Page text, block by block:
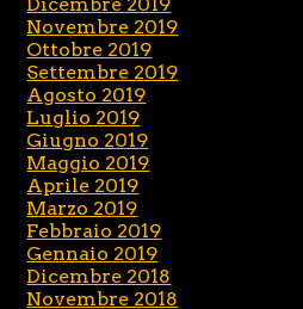
Novembre 2019
Ottobre 2019
Settembre 2019
Agosto 2019
Luglio 2019
Giugno 2019
Maggio 2019
Aprile 2019
Marzo 2019
Febbraio 2019
Gennaio 2019
Dicembre 2018
Novembre 2018